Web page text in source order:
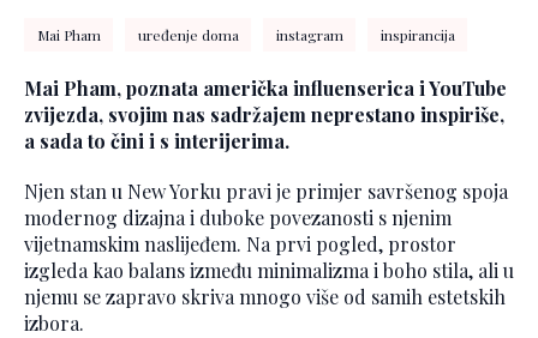
Mai Pham uređenje doma instagram inspirancija
Mai Pham, poznata američka influenserica i YouTube
zvijezda, svojim nas sadržajem neprestano inspiriše,
a sada to čini i s interijerima.
Njen stan u New Yorku pravi je primjer savršenog spoja
modernog dizajna i duboke povezanosti s njenim
vijetnamskim naslijeđem. Na prvi pogled, prostor
izgleda kao balans između minimalizma i boho stila, ali u
njemu se zapravo skriva mnogo više od samih estetskih
izbora.